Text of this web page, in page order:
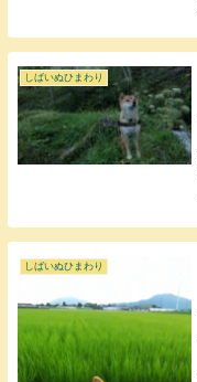
しばいぬひまわり
しばいぬひまわり